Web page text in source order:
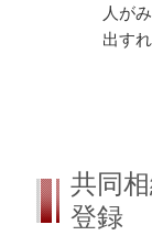
人が
出す
共同
登録